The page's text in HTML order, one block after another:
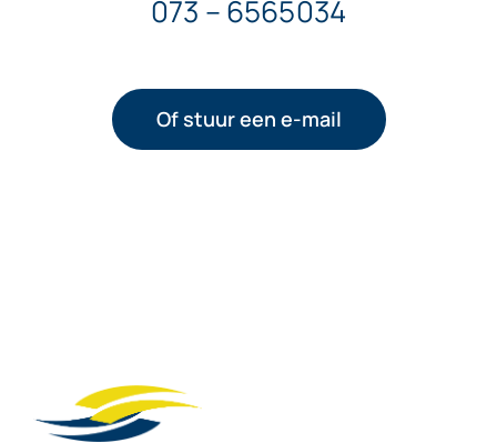
073 – 6565034
Of stuur een e-mail